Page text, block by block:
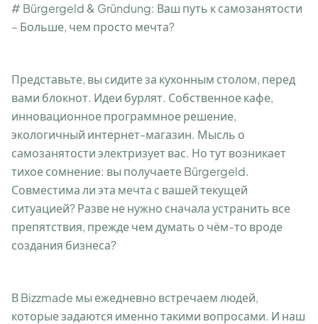
# Bürgergeld & Gründung: Ваш путь к самозанятости
– Больше, чем просто мечта?
Представьте, вы сидите за кухонным столом, перед
вами блокнот. Идеи бурлят. Собственное кафе,
инновационное программное решение,
экологичный интернет-магазин. Мысль о
самозанятости электризует вас. Но тут возникает
тихое сомнение: вы получаете Bürgergeld.
Совместима ли эта мечта с вашей текущей
ситуацией? Разве не нужно сначала устранить все
препятствия, прежде чем думать о чём-то вроде
создания бизнеса?
В Bizzmade мы ежедневно встречаем людей,
которые задаются именно такими вопросами. И наш